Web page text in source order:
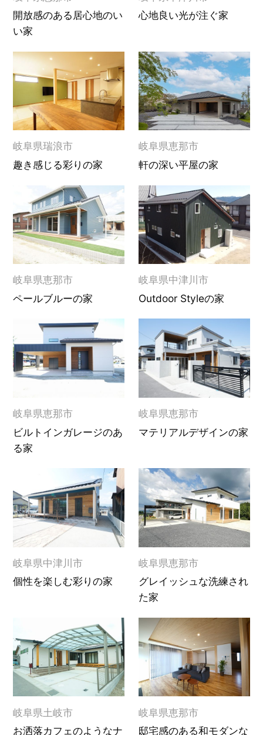
開放感のある居心地のい
い家
心地良い光が注ぐ家
岐阜県瑞浪市
趣き感じる彩りの家
岐阜県恵那市
軒の深い平屋の家
岐阜県恵那市
ペールブルーの家
岐阜県中津川市
Outdoor Styleの家
岐阜県恵那市
ビルトインガレージのあ
る家
岐阜県恵那市
マテリアルデザインの家
岐阜県中津川市
個性を楽しむ彩りの家
岐阜県恵那市
グレイッシュな洗練され
た家
岐阜県土岐市
お洒落カフェのようなナ
岐阜県恵那市
邸宅感のある和モダンな